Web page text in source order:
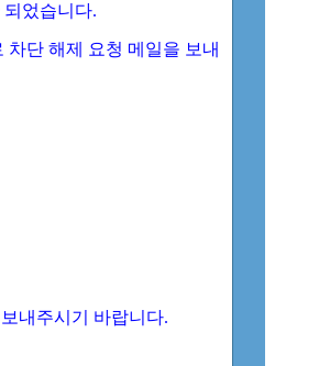
었습니다.
단 해제 요청 메일을 보내
보내주시기 바랍니다.